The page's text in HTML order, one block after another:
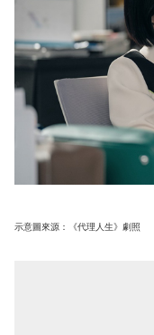
示意圖來源：《代理人生》劇照